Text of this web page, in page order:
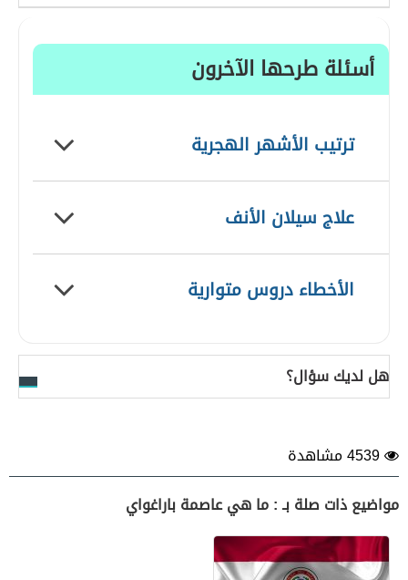
أسئلة طرحها الآخرون
ترتيب الأشهر الهجرية
علاج سيلان الأنف
الأخطاء دروس متوارية
هل لديك سؤال؟
مواضيع ذات صلة بـ : ما هي عاصمة باراغواي